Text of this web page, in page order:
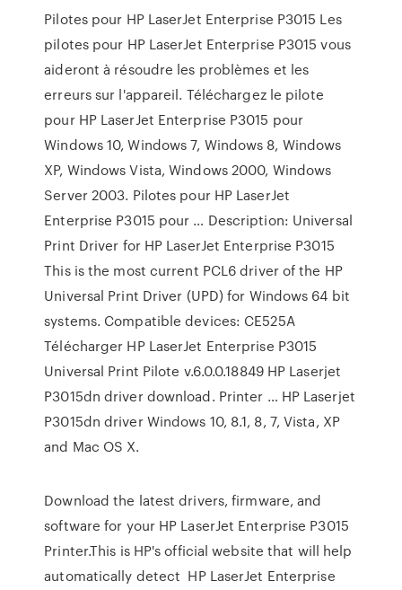
Pilotes pour HP LaserJet Enterprise P3015 Les
pilotes pour HP LaserJet Enterprise P3015 vous
aideront à résoudre les problèmes et les
erreurs sur l'appareil. Téléchargez le pilote
pour HP LaserJet Enterprise P3015 pour
Windows 10, Windows 7, Windows 8, Windows
XP, Windows Vista, Windows 2000, Windows
Server 2003. Pilotes pour HP LaserJet
Enterprise P3015 pour … Description: Universal
Print Driver for HP LaserJet Enterprise P3015
This is the most current PCL6 driver of the HP
Universal Print Driver (UPD) for Windows 64 bit
systems. Compatible devices: CE525A
Télécharger HP LaserJet Enterprise P3015
Universal Print Pilote v.6.0.0.18849 HP Laserjet
P3015dn driver download. Printer … HP Laserjet
P3015dn driver Windows 10, 8.1, 8, 7, Vista, XP
and Mac OS X.
Download the latest drivers, firmware, and
software for your HP LaserJet Enterprise P3015
Printer.This is HP's official website that will help
automatically detect HP LaserJet Enterprise